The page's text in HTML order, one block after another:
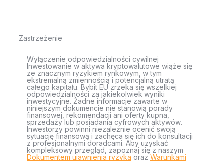
Zastrzeżenie
Wyłączenie odpowiedzialności cywilnej
Inwestowanie w aktywa kryptowalutowe wiąże się
ze znacznym ryzykiem rynkowym, w tym
ekstremalną zmiennością i potencjalną utratą
całego kapitału. Bybit EU zrzeka się wszelkiej
odpowiedzialności za jakiekolwiek wyniki
inwestycyjne. Żadne informacje zawarte w
niniejszym dokumencie nie stanowią porady
finansowej, rekomendacji ani oferty kupna,
sprzedaży lub posiadania cyfrowych aktywów.
Inwestorzy powinni niezależnie ocenić swoją
sytuację finansową i zachęca się ich do konsultacji
z profesjonalnymi doradcami. Aby uzyskać
kompleksowy przegląd, zapoznaj się z naszym
Dokumentem ujawnienia ryzyka orazWarunkami